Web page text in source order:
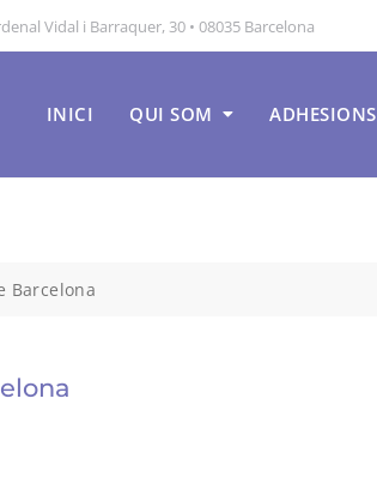
Vidal i Barraquer, 30 • 08035 Barcelona
INICI QUI SOM ADHESIONS
Barcelona